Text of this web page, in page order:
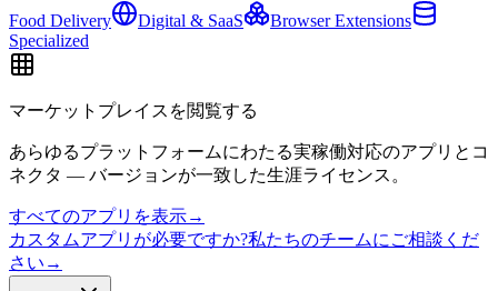
Food Delivery
Digital & SaaS
Browser Extensions
Specialized
マーケットプレイスを閲覧する
あらゆるプラットフォームにわたる実稼働対応のアプリとコ
ネクタ — バージョンが一致した生涯ライセンス。
すべてのアプリを表示→
カスタムアプリが必要ですか?私たちのチームにご相談くだ
さい →